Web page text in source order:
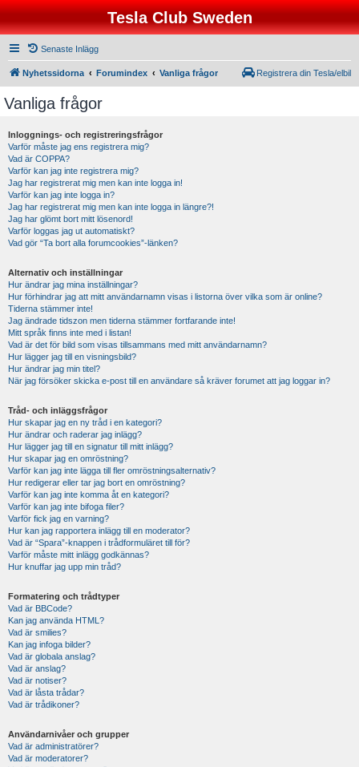
Tesla Club Sweden
Senaste Inlägg
Nyhetssidorna Forumindex Vanliga frågor Registrera din Tesla/elbil
Vanliga frågor
Inloggnings- och registreringsfrågor
Varför måste jag ens registrera mig?
Vad är COPPA?
Varför kan jag inte registrera mig?
Jag har registrerat mig men kan inte logga in!
Varför kan jag inte logga in?
Jag har registrerat mig men kan inte logga in längre?!
Jag har glömt bort mitt lösenord!
Varför loggas jag ut automatiskt?
Vad gör “Ta bort alla forumcookies”-länken?
Alternativ och inställningar
Hur ändrar jag mina inställningar?
Hur förhindrar jag att mitt användarnamn visas i listorna över vilka som är online?
Tiderna stämmer inte!
Jag ändrade tidszon men tiderna stämmer fortfarande inte!
Mitt språk finns inte med i listan!
Vad är det för bild som visas tillsammans med mitt användarnamn?
Hur lägger jag till en visningsbild?
Hur ändrar jag min titel?
När jag försöker skicka e-post till en användare så kräver forumet att jag loggar in?
Tråd- och inläggsfrågor
Hur skapar jag en ny tråd i en kategori?
Hur ändrar och raderar jag inlägg?
Hur lägger jag till en signatur till mitt inlägg?
Hur skapar jag en omröstning?
Varför kan jag inte lägga till fler omröstningsalternativ?
Hur redigerar eller tar jag bort en omröstning?
Varför kan jag inte komma åt en kategori?
Varför kan jag inte bifoga filer?
Varför fick jag en varning?
Hur kan jag rapportera inlägg till en moderator?
Vad är “Spara”-knappen i trådformuläret till för?
Varför måste mitt inlägg godkännas?
Hur knuffar jag upp min tråd?
Formatering och trådtyper
Vad är BBCode?
Kan jag använda HTML?
Vad är smilies?
Kan jag infoga bilder?
Vad är globala anslag?
Vad är anslag?
Vad är notiser?
Vad är låsta trådar?
Vad är trådikoner?
Användarnivåer och grupper
Vad är administratörer?
Vad är moderatorer?